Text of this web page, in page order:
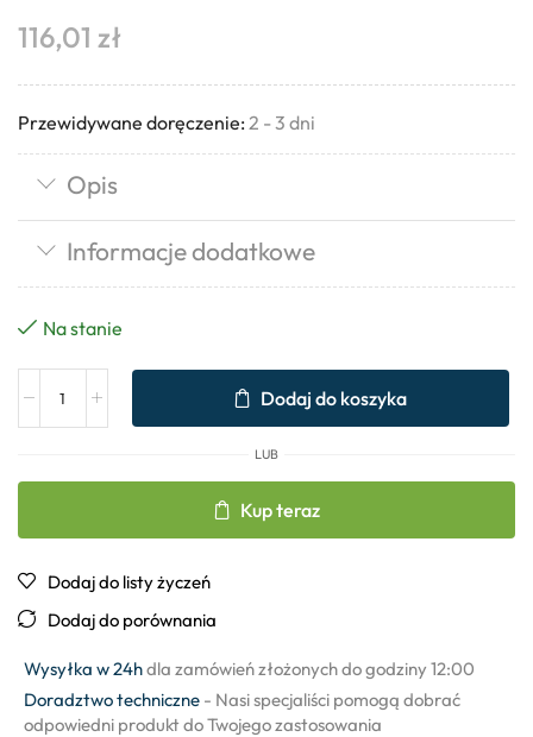
116,01 zł
Przewidywane doręczenie: 2 - 3 dni
Opis
Informacje dodatkowe
Na stanie
Dodaj do koszyka
LUB
Kup teraz
Dodaj do listy życzeń
Dodaj do porównania
Wysyłka w 24hdla zamówień złożonych do godziny 12:00
Doradztwo techniczne - Nasi specjaliści pomogą dobrać
odpowiedni produkt do Twojego zastosowania